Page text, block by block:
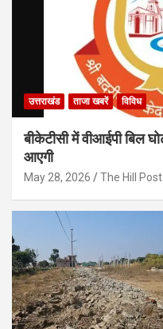
उत्तराखंड ताजा खबरें विविध
बीकेटीसी में वीआईपी बिल
आएगी
May 28, 2026 The Hill Post